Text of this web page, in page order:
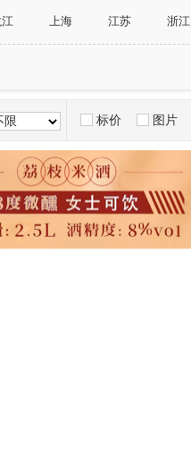
上海 江苏 浙江
贵州 云南 西藏
限 标价 图片